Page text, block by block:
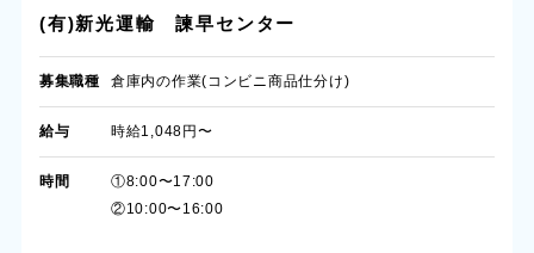
(有)新光運輸 諫早センター
募集職種 倉庫内の作業(コンビニ商品仕分け)
給与 時給1,048円〜
時間
①8:00〜17:00
②10:00〜16:00